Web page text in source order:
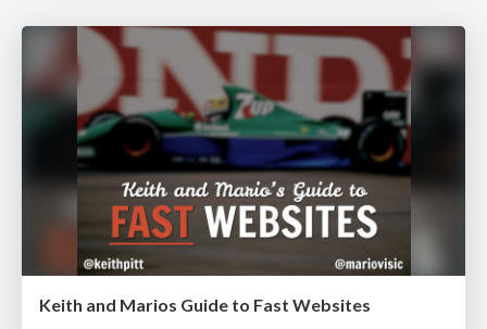
Keith and Marios Guide to Fast Websites